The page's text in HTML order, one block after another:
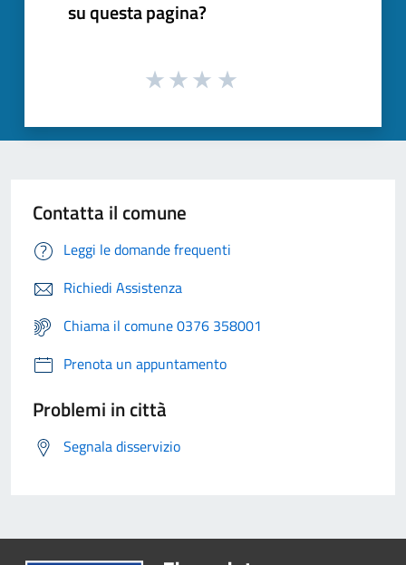
su questa pagina?
Contatta il comune
Leggi le domande frequenti
Richiedi Assistenza
Chiama il comune 0376 358001
Prenota un appuntamento
Problemi in città
Segnala disservizio